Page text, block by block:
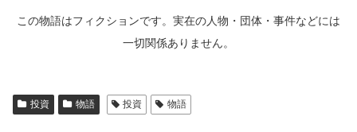
この物語はフィクションです。実在の人物・団体・事件などには
一切関係ありません。
投資 物語 投資 物語